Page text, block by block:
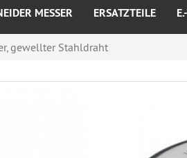
MESSER ERSATZTEILE
gewellter Stahldraht